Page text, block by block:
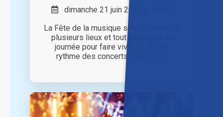
dimanche 21 juin 2026 à 13h00
La Fête de la musique se déroulera sur
plusieurs lieux et tout au long de la
journée pour faire vivre la ville au
rythme des concerts. De 13h [...]